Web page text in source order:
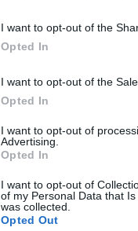
I want to opt-out of the
Opted In
I want to opt-out of the
Opted In
I want to opt-out of
Advertising.
Opted In
I want to opt-out of
of my Personal Data that
was collected.
Opted Out